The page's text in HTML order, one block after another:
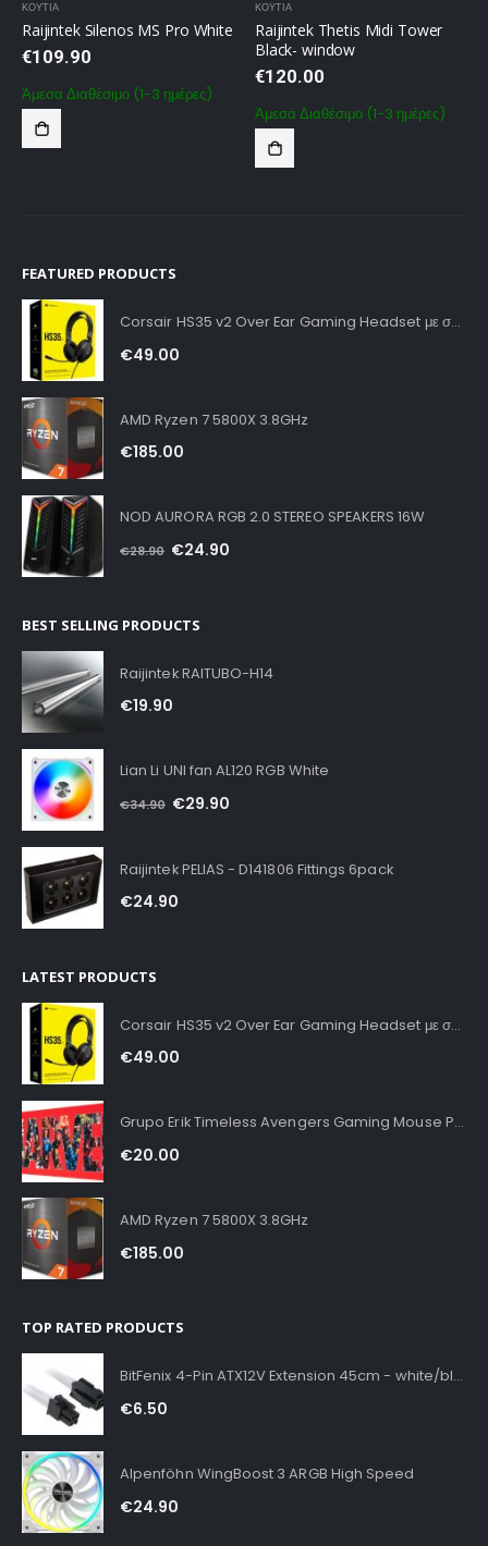
ΚΟΥΤΙΑ
Raijintek Silenos MS Pro White
€109.90
Άμεσα Διαθέσιμο (1-3 ημέρες)
ΚΟΥΤΙΑ
Raijintek Thetis Midi Tower
Black- window
€120.00
Άμεσα Διαθέσιμο (1-3 ημέρες)
FEATURED PRODUCTS
Corsair HS35 v2 Over Ear Gaming Headset με σύνδεση 3.5mm Carbon for PC / PS4 / XBOX
€49.00
AMD Ryzen 7 5800X 3.8GHz
€185.00
NOD AURORA RGB 2.0 STEREO SPEAKERS 16W
€28.90 €24.90
BEST SELLING PRODUCTS
Raijintek RAITUBO-H14
€19.90
Lian Li UNI fan AL120 RGB White
€34.90 €29.90
Raijintek PELIAS - D141806 Fittings 6pack
€24.90
LATEST PRODUCTS
Corsair HS35 v2 Over Ear Gaming Headset με σύνδεση 3.5mm Carbon for PC / PS4 / XBOX
€49.00
Grupo Erik Timeless Avengers Gaming Mouse Pad XXL
€20.00
AMD Ryzen 7 5800X 3.8GHz
€185.00
TOP RATED PRODUCTS
BitFenix 4-Pin ATX12V Extension 45cm - white/black
€6.50
Alpenföhn WingBoost 3 ARGB High Speed
€24.90